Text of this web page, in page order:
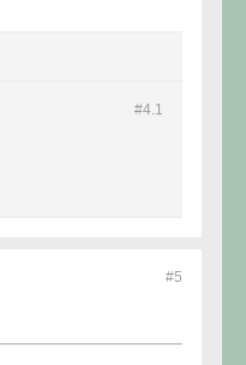
#4. 1
#5